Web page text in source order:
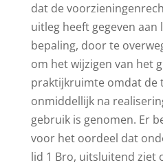
dat de
uitleg heeft gegeven
bepaling, door te
om het wijzigen van het
praktijkruimte omdat de
onmiddellijk na
gebruik is genomen. Er
voor het oordeel dat
lid 1 Bro, uitsluitend ziet